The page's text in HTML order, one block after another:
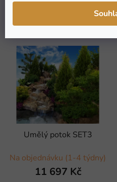
z
kd
u
Umělý potok SET3
Na objednávku (1-4 týdny)
11 697 Kč